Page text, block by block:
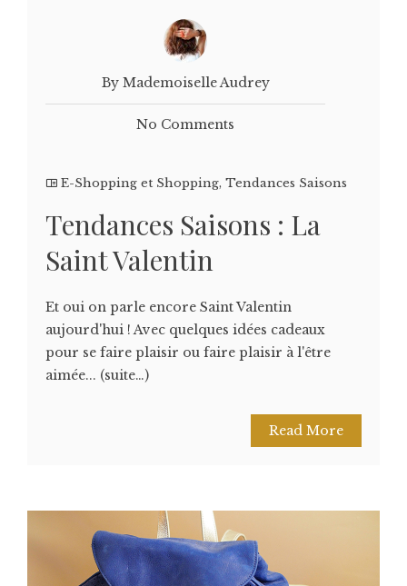
By Mademoiselle Audrey
No Comments
E-Shopping et Shopping, Tendances Saisons
Tendances Saisons : La
Saint Valentin
Et oui on parle encore Saint Valentin
aujourd'hui ! Avec quelques idées cadeaux
pour se faire plaisir ou faire plaisir à l'être
aimée... (suite…)
Read More